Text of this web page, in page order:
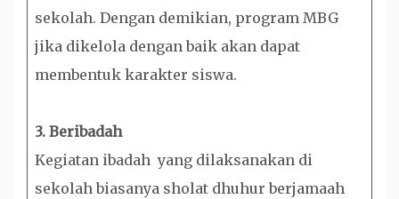
sekolah. Dengan demikian, program MBG
jika dikelola dengan baik akan dapat
membentuk karakter siswa.
3. Beribadah
Kegiatan ibadah yang dilaksanakan di
sekolah biasanya sholat dhuhur berjamaah